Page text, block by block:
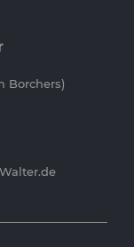
Borchers)